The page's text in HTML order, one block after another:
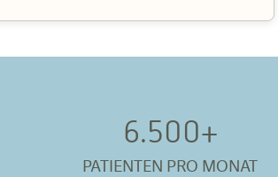
6.500+
PATIENTEN PRO MONAT